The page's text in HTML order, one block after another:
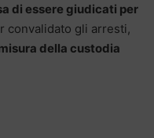
di essere giudicati per
convalidato gli arresti,
della custodia